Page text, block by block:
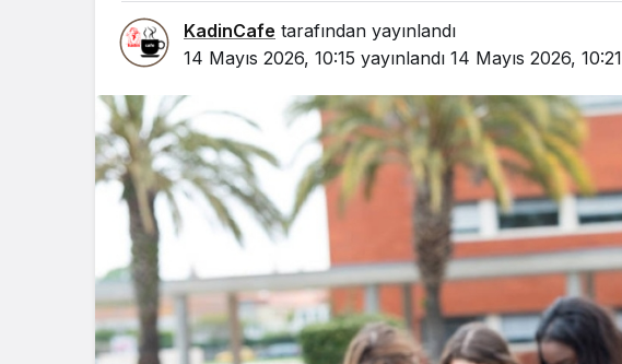
KadinCafe tarafından yayınlandı
14 Mayıs 2026, 10:15 yayınlandı 14 Mayıs 2026, 10:21